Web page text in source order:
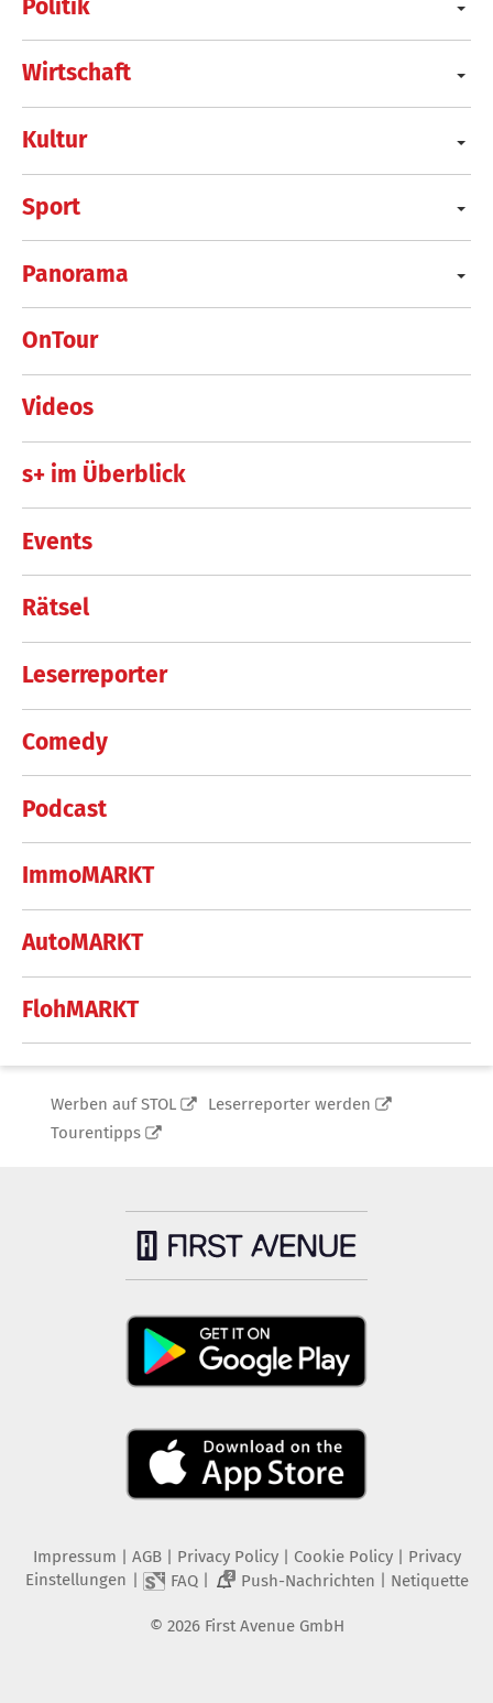
Politik
Wirtschaft
Kultur
Sport
Panorama
OnTour
Videos
s+ im Überblick
Events
Rätsel
Leserreporter
Comedy
Podcast
ImmoMARKT
AutoMARKT
FlohMARKT
Werben auf STOL
Leserreporter werden
Tourentipps
Impressum AGB Privacy Policy| Cookie Policy| Privacy
Einstellungen
FAQ| 2 Push-Nachrichten Netiquette
© 2026 First Avenue GmbH